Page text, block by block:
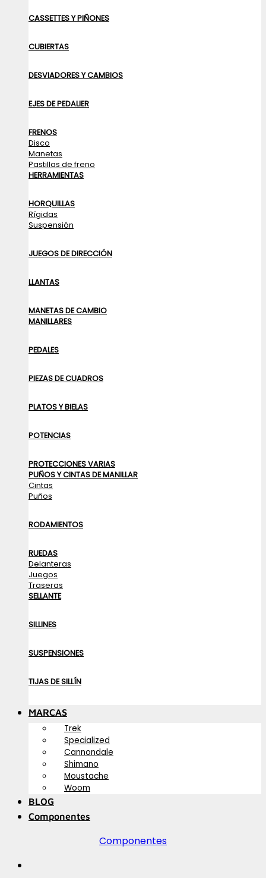
CASSETTES Y PIÑONES
CUBIERTAS
DESVIADORES Y CAMBIOS
EJES DE PEDALIER
FRENOS
Disco
Manetas
Pastillas de freno
HERRAMIENTAS
HORQUILLAS
Rígidas
Suspensión
JUEGOS DE DIRECCIÓN
LLANTAS
MANETAS DE CAMBIO
MANILLARES
PEDALES
PIEZAS DE CUADROS
PLATOS Y BIELAS
POTENCIAS
PROTECCIONES VARIAS
PUÑOS Y CINTAS DE MANILLAR
Cintas
Puños
RODAMIENTOS
RUEDAS
Delanteras
Juegos
Traseras
SELLANTE
SILLINES
SUSPENSIONES
TIJAS DE SILLÍN
MARCAS
Trek
Specialized
Cannondale
Shimano
Moustache
Woom
BLOG
Componentes
Componentes